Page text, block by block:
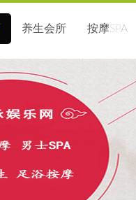
养生会所 按摩SPA